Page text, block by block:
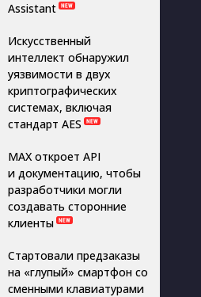
Assistant
Искусственный
интеллект обнаружил
уязвимости в двух
криптографических
системах, включая
стандарт AES
MAX откроет API
и документацию, чтобы
разработчики могли
создавать сторонние
клиенты
Стартовали предзаказы
на «глупый» смартфон со
сменными клавиатурами